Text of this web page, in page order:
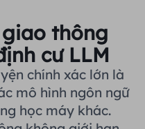
thông
cư LLM
chính xác lớn là
mô hình ngôn ngữ
học máy khác.